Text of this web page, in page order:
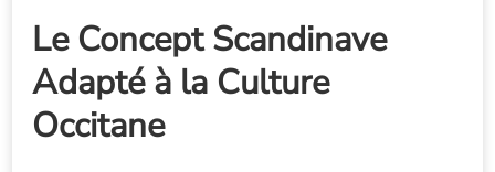
Le Concept Scandinave
Adapté à la Culture
Occitane